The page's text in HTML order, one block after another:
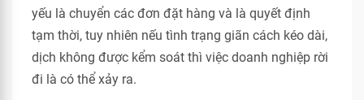
yếu là chuyển các đơn đặt hàng và là quyết định
tạm thời, tuy nhiên nếu tình trạng giãn cách kéo dài,
dịch không được kểm soát thì việc doanh nghiệp rời
đi là có thể xảy ra.